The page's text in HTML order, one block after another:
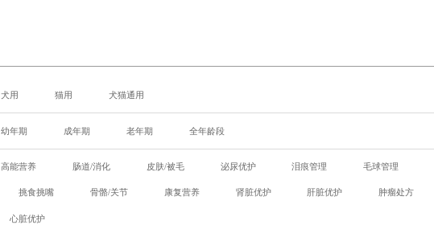
犬用 猫用 犬猫通用
幼年期 成年期 老年期 全年龄段
高能营养 肠道/消化 皮肤/被毛 泌尿优护 泪痕管理 毛球管理
挑食挑嘴 骨骼/关节 康复营养 肾脏优护 肝脏优护 肿瘤处方
心脏优护